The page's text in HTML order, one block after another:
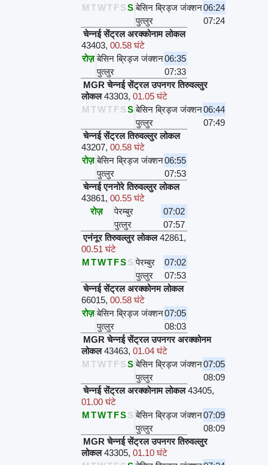
M TWTFSS बेसिन ब्रिड्ज जंक्शन06:24
पुत्लुर
07:24
चेन्नई सेंट्रल अरक्कोनाम लोकल
43403, 00.58 घंटे
रोज़ बेसिन ब्रिड्ज जंक्शन06:35
पुत्लुर
07:33
MGR चेन्नई सेंट्रल उपनगर तिरुवल्लुर
लोकल 43303, 01.05 घंटे
M TWTFSS बेसिन ब्रिड्ज जंक्शन06:44
पुत्लुर
07:49
चेन्नई सेंट्रल तिरुवल्लुर लोकल
43207, 00.58 घंटे
रोज़ बेसिन ब्रिड्ज जंक्शन06:55
पुत्लुर
07:53
चेन्नई एननोरे तिरुवल्लुर लोकल
43861, 00.55 घंटे
रोज़
पेरम्बुर
07:02
पुत्लुर
07:57
एनंनूर तिरुवल्लुर लोकल 42861,
00.51 घंटे
MTWTFSS पेरम्बुर
07:02
पुत्लुर
07:53
चेन्नई सेंट्रल अरक्कोनम लोकल
66015, 00.58 घंटे
रोज़ बेसिन ब्रिड्ज जंक्शन07:05
पुत्लुर
08:03
MGR चेन्नई सेंट्रल उपनगर अरक्कोनम
लोकल 43463, 01.04 घंटे
M TWTFSS बेसिन ब्रिड्ज जंक्शन07:05
पुत्लुर
08:09
चेन्नई सेंट्रल अरक्कोनाम लोकल 43405,
01.00 घंटे
MTWTFSS बेसिन ब्रिड्ज जंक्शन07:09
पुत्लुर
08:09
MGR चेन्नई सेंट्रल उपनगर तिरुवल्लुर
लोकल 43305, 01.10 घंटे